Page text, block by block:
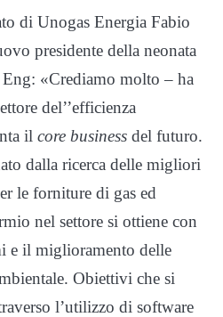
di Unogas Energia Fabio
presidente della neonata
Eng: «Crediamo molto – ha
del’’efficienza
il core business del futuro.
dalla ricerca delle migliori
le forniture di gas ed
nel settore si ottiene con
e il miglioramento delle
Obiettivi che si
l’utilizzo di software